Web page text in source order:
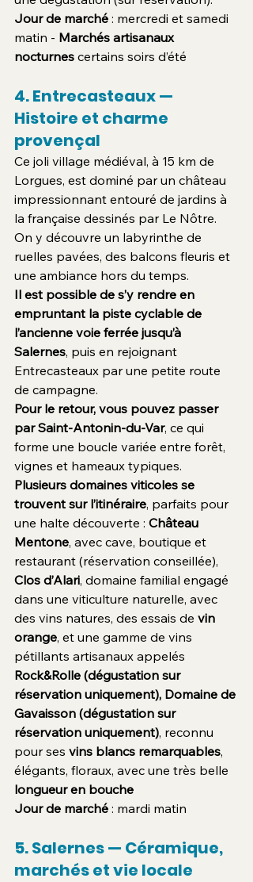
Jour de marché : mercredi et samedi
matin - Marchés artisanaux
nocturnes certains soirs d’été
4. Entrecasteaux —
Histoire et charme
provençal
Ce joli village médiéval, à 15 km de
Lorgues, est dominé par un château
impressionnant entouré de jardins à
la française dessinés par Le Nôtre.
On y découvre un labyrinthe de
ruelles pavées, des balcons fleuris et
une ambiance hors du temps.
Il est possible de s’y rendre en
empruntant la piste cyclable de
l’ancienne voie ferrée jusqu’à
Salernes, puis en rejoignant
Entrecasteaux par une petite route
de campagne.
Pour le retour, vous pouvez passer
par Saint-Antonin-du-Var, ce qui
forme une boucle variée entre forêt,
vignes et hameaux typiques.
Plusieurs domaines viticoles se
trouvent sur l’itinéraire, parfaits pour
une halte découverte : Château
Mentone, avec cave, boutique et
restaurant (réservation conseillée),
Clos d’Alari, domaine familial engagé
dans une viticulture naturelle, avec
des vins natures, des essais de vin
orange, et une gamme de vins
pétillants artisanaux appelés
Rock&Rolle (dégustation sur
réservation uniquement), Domaine de
Gavaisson (dégustation sur
réservation uniquement), reconnu
pour ses vins blancs remarquables,
élégants, floraux, avec une très belle
longueur en bouche
Jour de marché : mardi matin
5. Salernes — Céramique,
marchés et vie locale